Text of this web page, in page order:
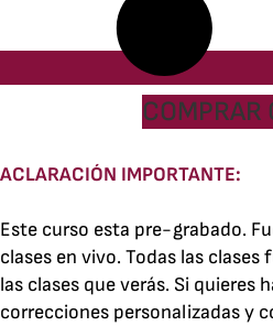
COMPRAR
ACLARACIÓN IMPORTANTE:
Este curso esta pre-grabado.
clases en vivo. Todas las clases
las clases que verás. Si quieres
correcciones personalizadas y